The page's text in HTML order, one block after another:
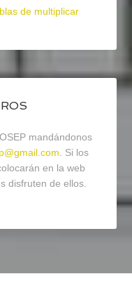
de multiplicar
mandándonos
. Si los
en la web
disfruten de ellos.